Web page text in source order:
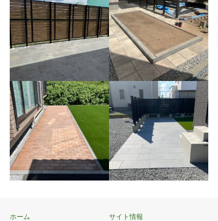
花壇16
既存のフェンスの一部を撤去
し、平板の位置を変えて花壇
ホーム サイト情報